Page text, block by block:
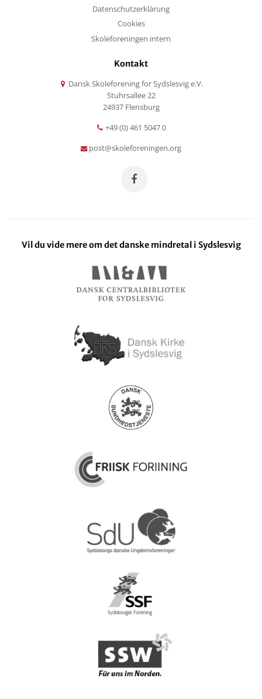
Datenschutzerklärung
Cookies
Skoleforeningen intern
Kontakt
Dansk Skoleforening for Sydslesvig e.V.
Stuhrsallee 22
24937 Flensburg
+49 (0) 461 5047 0
post@skoleforeningen.org
Vil du vide mere om det danske mindretal i Sydslesvig